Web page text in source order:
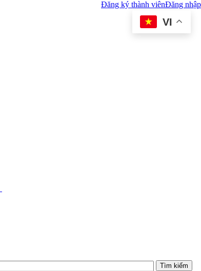
Đăng nhập
Đăng ký thành viên
VI
Tìm kiếm